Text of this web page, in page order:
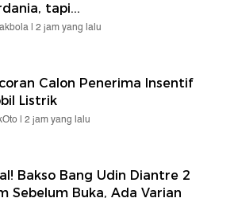
tapi...
| 2 jam yang lalu
Calon Penerima Insentif
Listrik
| 2 jam yang lalu
Bakso Bang Udin Diantre 2
Sebelum Buka, Ada Varian